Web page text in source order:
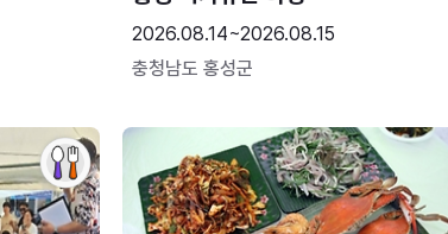
2026.08.14~2026.08.15
충청남도 홍성군